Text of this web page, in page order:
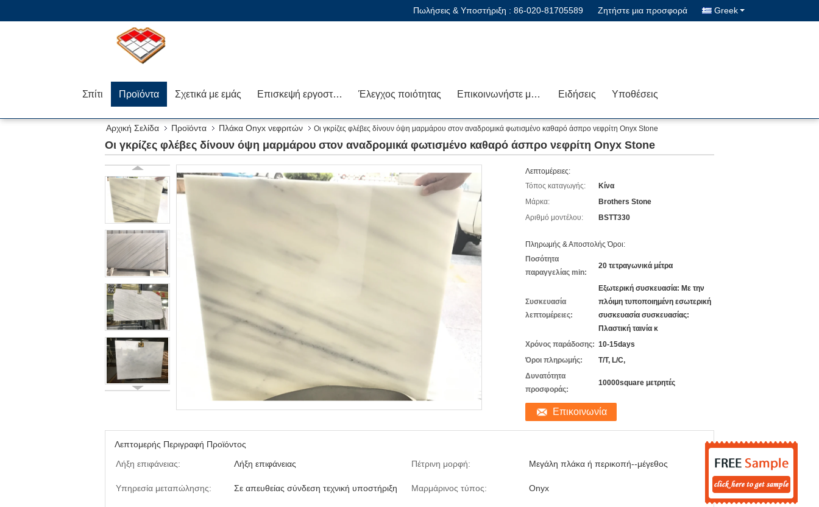
Πωλήσεις & Υποστήριξη : 86-020-81705589 Ζητήστε μια προσφορά Greek
Σπίτι Προϊόντα Σχετικά με εμάς Επισκεψή εργοστασίου Έλεγχος ποιότητας Επικοινωνήστε μαζί μας Ειδήσεις Υποθέσεις
Αρχική Σελίδα Προϊόντα Πλάκα Onyx νεφριτών Οι γκρίζες φλέβες δίνουν όψη μαρμάρου στον αναδρομικά φωτισμένο καθαρό άσπρο νεφρίτη Onyx Stone
Οι γκρίζες φλέβες δίνουν όψη μαρμάρου στον αναδρομικά φωτισμένο καθαρό άσπρο νεφρίτη Onyx Stone
Λεπτομέρειες:
Τόπος καταγωγής:
Κίνα
Μάρκα:
Brothers Stone
Αριθμό μοντέλου:
BSTT330
Πληρωμής & Αποστολής Όροι:
Ποσότητα
παραγγελίας min:
20 τετραγωνικά μέτρα
Συσκευασία
λεπτομέρειες:
Εξωτερική συσκευασία: Με την
πλόιμη τυποποιημένη εσωτερική
συσκευασία συσκευασίας:
Πλαστική ταινία κ
Χρόνος παράδοσης: 10-15days
Όροι πληρωμής:
T/T, L/C,
Δυνατότητα
προσφοράς:
10000square μετρητές
Επικοινωνία
Λεπτομερής Περιγραφή Προϊόντος
Λήξη επιφάνειας:
Λήξη επιφάνειας Πέτρινη μορφή: Μεγάλη πλάκα ή περικοπή--μέγεθος
Υπηρεσία μεταπώλησης: Σε απευθείας σύνδεση τεχνική υποστήριξη Μαρμάρινος τύπος: Onyx